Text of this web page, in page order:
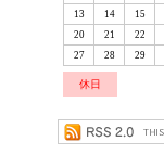
13
14 15
20
21 22
27
28 29
休日